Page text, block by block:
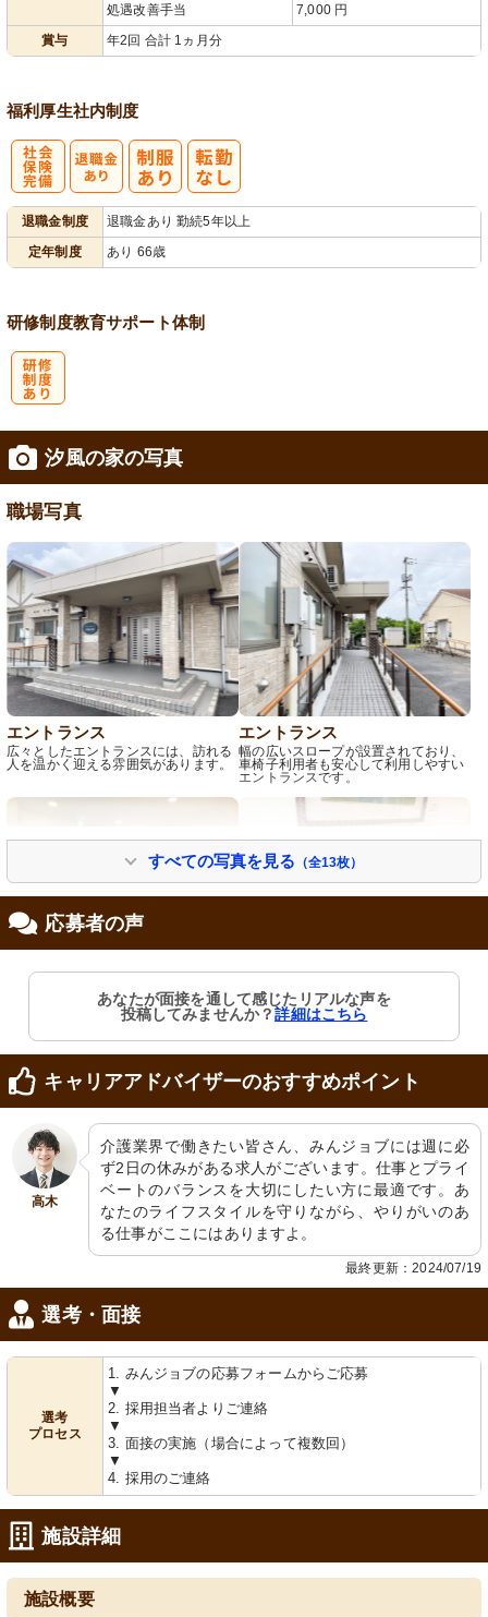
処遇改善手当
7,000 円
賞与
年2回 合計 1ヵ月分
福利厚生社内制度
退職金制度
退職金あり 勤続5年以上
定年制度
あり 66歳
研修制度教育サポート体制
汐風の家の写真
職場写真
エントランス
広々としたエントランスには、訪れる
人を温かく迎える雰囲気があります。
エントランス
幅の広いスロープが設置されており、
車椅子利用者も安心して利用しやすい
エントランスです。
広々としたエントランスには、自然光
が差し込む明るい雰囲気が感じられま
す。靴を揃えるスペースが整っていま
す。
リビング
趣のある装飾品が棚に飾られたくつろ
ぎのスペースです。細部にこだわった
快適なフロントです。インフォメーシ
ョンも完備しています。
廊下
温かい色合いと自然光が差し込む明る
い空間で、心地よく働ける環境です。
看板
温かみのある木製の看板が、施設のエ
ントランスで訪問者を迎えます。スタ
ッフも親しみやすい雰囲気です。
ラウンジ
すべての写真を見る （全13枚）
応募者の声
あなたが面接を通して感じたリアルな声を
投稿してみませんか？詳細はこちら
キャリアアドバイザーのおすすめポイント
高木
介護業界で働きたい皆さん、みんジョブには週に必
ず2日の休みがある求人がございます。仕事とプライ
ベートのバランスを大切にしたい方に最適です。あ
なたのライフスタイルを守りながら、やりがいのあ
る仕事がここにはありますよ。
最終更新：2024/07/19
選考・面接
選考
プロセス
1. みんジョブの応募フォームからご応募
▼
2. 採用担当者よりご連絡
▼
3. 面接の実施（場合によって複数回）
▼
4. 採用のご連絡
施設詳細
施設概要